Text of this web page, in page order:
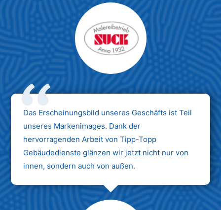
Das Erscheinungsbild unseres Geschäfts ist Teil
unseres Markenimages. Dank der
hervorragenden Arbeit von Tipp-Topp
Gebäudedienste glänzen wir jetzt nicht nur von
innen, sondern auch von außen.